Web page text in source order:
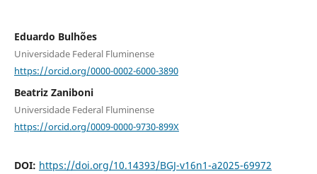
Eduardo Bulhões
Universidade Federal Fluminense
https://orcid.org/0000-0002-6000-3890
Beatriz Zaniboni
Universidade Federal Fluminense
https://orcid.org/0009-0000-9730-899X
DOI: https://doi.org/10.14393/BGJ-v16n1-a2025-69972